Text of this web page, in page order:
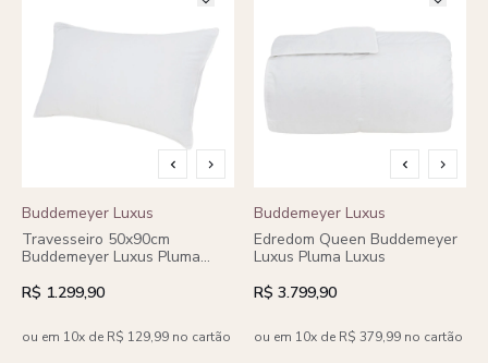
Buddemeyer Luxus
Travesseiro 50x90cm
Buddemeyer Luxus Pluma
R$ 1.299,90
ou em 10x de R$ 129,99 no cartão
Buddemeyer Luxus
Edredom Queen Buddemeyer
Luxus Pluma Luxus
R$ 3.799,90
ou em 10x de R$ 379,99 no cartão